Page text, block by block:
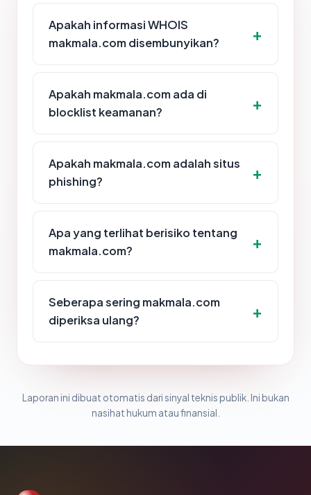
Apakah informasi WHOIS
makmala.com disembunyikan?
Apakah makmala.com ada di
blocklist keamanan?
Apakah makmala.com adalah situs
phishing?
Apa yang terlihat berisiko tentang
makmala.com?
Seberapa sering makmala.com
diperiksa ulang?
Laporan ini dibuat otomatis dari sinyal teknis publik. Ini bukan
nasihat hukum atau finansial.